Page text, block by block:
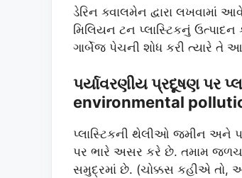
ડેરિન ક્વાલમેન દ્વારા
મિલિયન ટન પ્લાસ્ટિકનું
ગાર્બેજ પેચની શોધ કરી ત્યારે તે
પર્યાવરણીય પ્રદૂષણ પર
environmental
પ્લાસ્ટિકની થેલીઓ જમીન અને
પર ભારે અસર કરે છે. તમામ
સમુદ્રમાં છે. (ચોક્કસ કહીએ તો,